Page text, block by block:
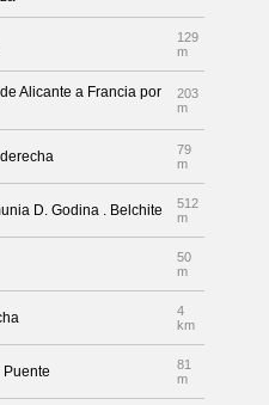
129
m
Alicante a Francia por
203
m
79
m
D. Godina . Belchite
512
m
50
m
4
km
81
m